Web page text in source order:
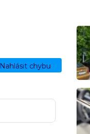
Nahlásit chybu